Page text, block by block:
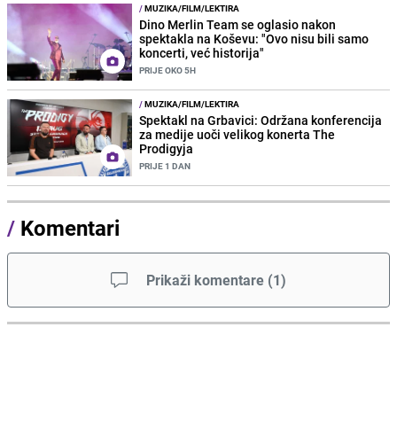
/MUZIKA/FILM/LEKTIRA
Dino Merlin Team se oglasio nakon
spektakla na Koševu: "Ovo nisu bili samo
koncerti, već historija"
PRIJE OKO 5H
/MUZIKA/FILM/LEKTIRA
Spektakl na Grbavici: Održana konferencija
za medije uoči velikog konerta The
Prodigyja
PRIJE 1 DAN
/ Komentari
Prikaži komentare (1)